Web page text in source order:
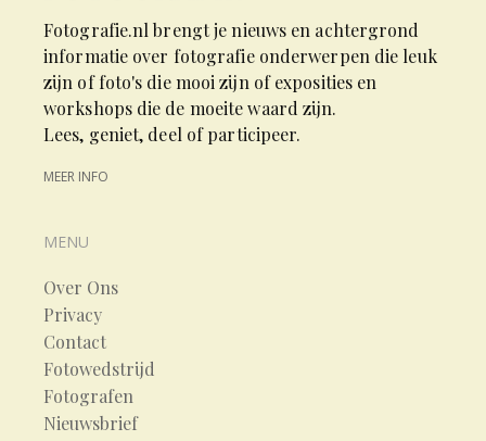
Fotografie.nl brengt je nieuws en achtergrond
informatie over fotografie onderwerpen die leuk
zijn of foto's die mooi zijn of exposities en
workshops die de moeite waard zijn.
Lees, geniet, deel of participeer.
MEER INFO
MENU
Over Ons
Privacy
Contact
Fotowedstrijd
Fotografen
Nieuwsbrief